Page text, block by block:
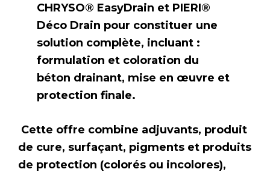
CHRYSO® EasyDrain et PIERI®
Déco Drain pour constituer une
solution complète, incluant :
formulation et coloration du
béton drainant, mise en œuvre et
protection finale.
Cette offre combine adjuvants, produit
de cure, surfaçant, pigments et produits
de protection (colorés ou incolores),